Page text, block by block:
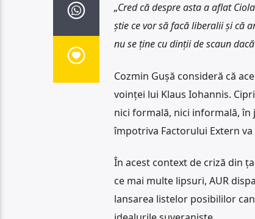
„Cred că despre asta a aflat
știe ce vor să facă liberalii și că
nu se ține cu dinții de scaun
Cozmin Gușă consideră că
voinței lui Klaus Iohannis.
nici formală, nici informală, în
împotriva Factorului Extern
În acest context de criză din
ce mai multe lipsuri, AUR
lansarea listelor posibililor